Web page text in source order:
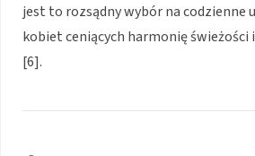
jest to rozsądny wybór na codzienne
kobiet ceniących harmonię
[6].